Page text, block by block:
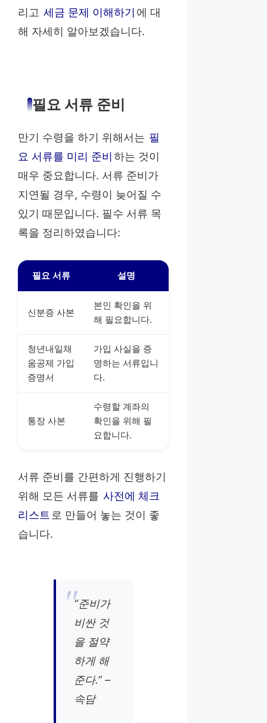
리고 세금 문제 이해하기 에 대
해 자세히 알아보겠습니다.
필요 서류 준비
만기 수령을 하기 위해서는 필
요 서류를 미리 준비 하는 것이
매우 중요합니다. 서류 준비가
지연될 경우, 수령이 늦어질 수
있기 때문입니다. 필수 서류 목
록을 정리하였습니다:
필요 서류 설명
신분증 사본
본인 확인을 위
해 필요합니다.
청년내일채
움공제 가입
증명서
가입 사실을 증
명하는 서류입니
다.
통장 사본
수령할 계좌의
확인을 위해 필
요합니다.
서류 준비를 간편하게 진행하기
위해 모든 서류를 사전에 체크
리스트로 만들어 놓는 것이 좋
습니다.
“준비가
비싼 것
을 절약
하게 해
준다.” –
속담